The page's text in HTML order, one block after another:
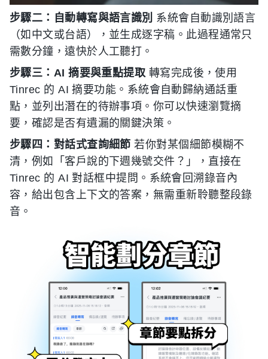
步驟二：自動轉寫與語言識別 系統會自動識別語言
（如中文或台語），並生成逐字稿。此過程通常只
需數分鐘，遠快於人工聽打。
步驟三：AI 摘要與重點提取 轉寫完成後，使用
Tinrec 的 AI 摘要功能。系統會自動歸納通話重
點，並列出潛在的待辦事項。你可以快速瀏覽摘
要，確認是否有遺漏的關鍵決策。
步驟四：對話式查詢細節 若你對某個細節模糊不
清，例如「客戶說的下週幾號交件？」，直接在
Tinrec 的 AI 對話框中提問。系統會回溯錄音內
容，給出包含上下文的答案，無需重新聆聽整段錄
音。